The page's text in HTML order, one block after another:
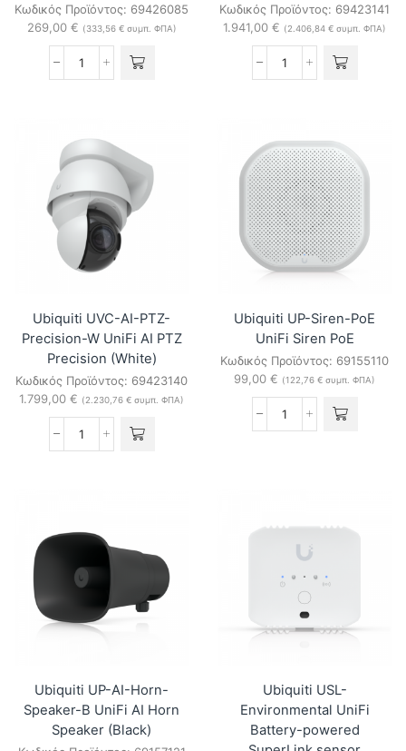
Κωδικός Προϊόντος: 69426085
269,00 € (333,56 €συμπ. ΦΠΑ)
Ubiquiti
B
UniFi
Dome
Video
Camera
(Black)
ποσότητα
Κωδικός Προϊόντος: 69423141
1.941,00 € (2.406,84 € συμπ. ΦΠΑ)
Ubiquiti
Precision-
B
UniFi
AI
PTZ
Precision
(Black)
ποσότητα
Ubiquiti UVC-AI-PTZ-
Precision-W UniFi AI PTZ
Precision (White)
Κωδικός Προϊόντος: 69423140
1.799,00 € (2.230,76 € συμπ. ΦΠΑ)
Ubiquiti
UniFi
PTZ
Precision
(White)
ποσότητα
Ubiquiti UP-Siren-PoE
UniFi Siren PoE
Κωδικός Προϊόντος: 69155110
99,00 € (122,76 € συμπ. ΦΠΑ)
Ubiquiti
PoE
ποσότητα
Ubiquiti UP-AI-Horn-
Speaker-B UniFi AI Horn
Speaker (Black)
Ubiquiti USL-
Environmental UniFi
Battery-powered